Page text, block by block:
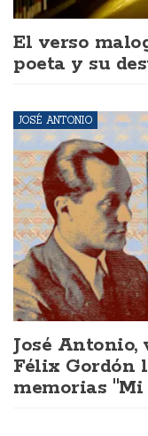
El verso
poeta y su
JOSÉ ANTONIO
José Antonio,
Félix Gordón
memorias